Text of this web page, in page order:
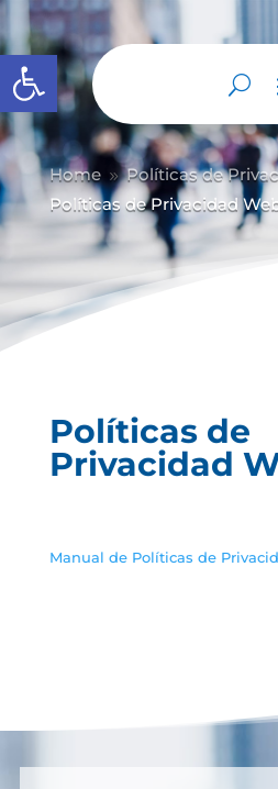
Abrir barra de herramientas
Home 9 Políticas de
Políticas de Privacidad
Políticas de
Privacidad
Manual de Políticas de